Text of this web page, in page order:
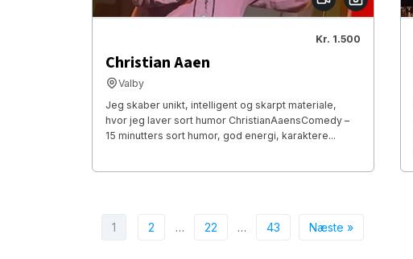
Kr. 1.500
Christian Aaen
Valby
Jeg skaber unikt, intelligent og skarpt materiale,
hvor jeg laver sort humor ChristianAaensComedy –
15 minutters sort humor, god energi, karaktere...
1 2 … 22 … 43 Næste »